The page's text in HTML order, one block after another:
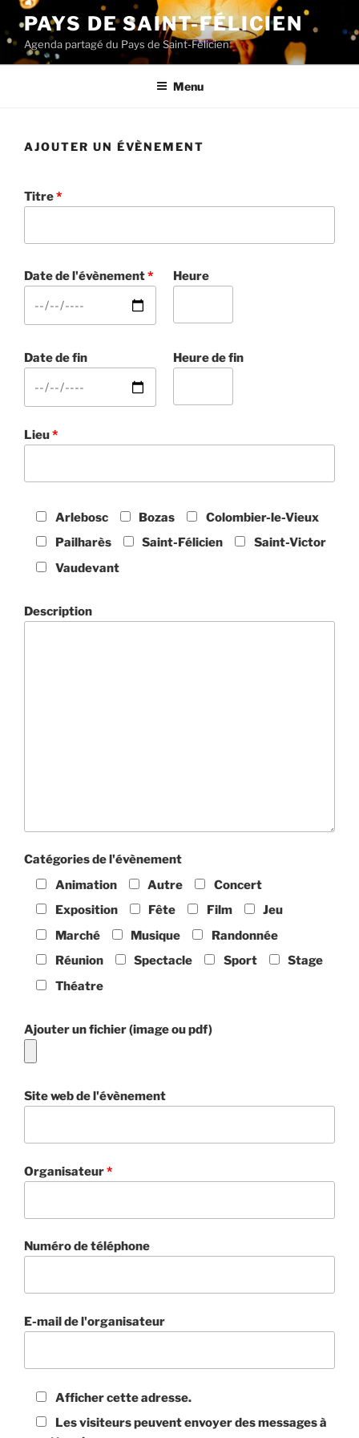
Aller
au
contenu
principal
PAYS DE SAINT-FÉLICIEN
Agenda partagé du Pays de Saint-Félicien
Menu
AJOUTER UN ÉVÈNEMENT
Titre*
Date de l'évènement* Heure
Date de fin Heure de fin
Lieu*
Arlebosc Bozas
Colombier-le-Vieux
Pailharès
Saint-Félicien
Saint-Victor
Vaudevant
Description
Catégories de l'évènement
Animation
Autre
Concert
Exposition
Fête Film
Jeu
Marché
Musique
Randonnée
Réunion
Spectacle Sport
Stage
Théatre
Ajouter un fichier (image ou pdf)
Site web de l'évènement
Organisateur*
Numéro de téléphone
E-mail de l'organisateur
Afficher cette adresse.
Les visiteurs peuvent envoyer des messages à